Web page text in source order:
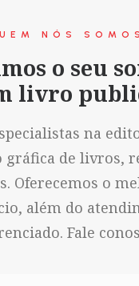
NÓS SOMOS
o seu
livro
na
gráfica de livros,
Oferecemos o
além do
Fale